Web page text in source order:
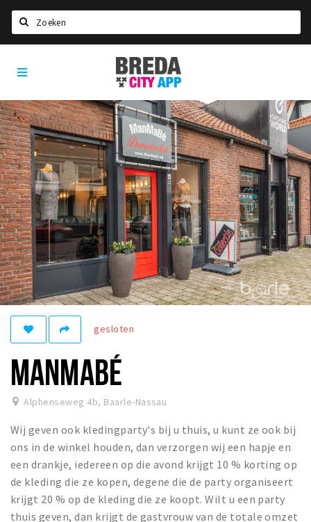
Home
Agenda
Deals
Party pics
Nieuws, interviews & blogs
Eten
Drinken
Slapen
Recreatief
Winkels
Winkelgebieden
Bezienswaardigheden
Musea, theaters & podia
Uitjes & activiteiten
Toeristische routes
Natuurgebieden
Baroniepoorten
Breda
City
App
gesloten
MANMABÉ
Alphenseweg 4b, Baarle-Nassau
Wij geven ook kledingparty's bij u thuis, u kunt ze ook bij
ons in de winkel houden, dan verzorgen wij een hapje en
een drankje, iedereen op die avond krijgt 10 % korting op
de kleding die ze kopen, degene die de party organiseert
krijgt 20 % op de kleding die ze koopt. Wilt u een party
thuis geven, dan krijgt de gastvrouw van de totale omzet